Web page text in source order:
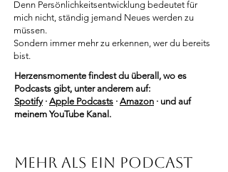
Denn Persönlichkeitsentwicklung bedeutet für
mich nicht, ständig jemand Neues werden zu
müssen.
Sondern immer mehr zu erkennen, wer du bereits
bist.
Herzensmomente findest du überall, wo es
Podcasts gibt, unter anderem auf:
Spotify· Apple Podcasts · Amazon · und auf
meinem YouTube Kanal.
Mehr als ein Podcast